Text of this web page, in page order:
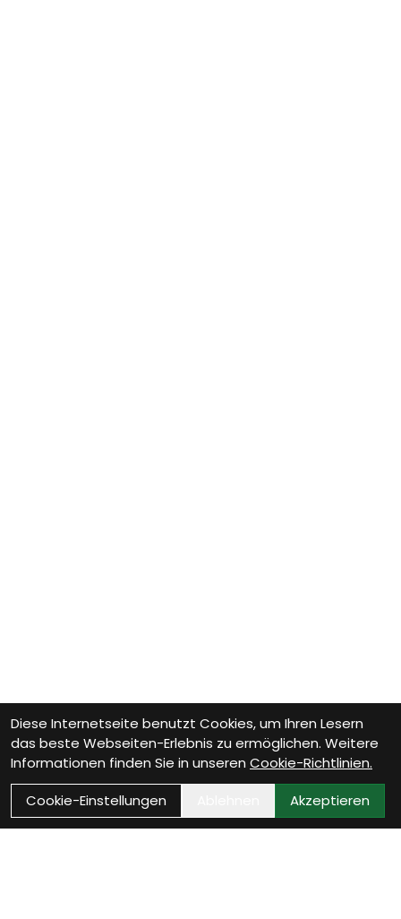
Diese Internetseite benutzt Cookies, um Ihren Lesern
das beste Webseiten-Erlebnis zu ermöglichen. Weitere
Informationen finden Sie in unseren Cookie-Richtlinien.
Cookie-Einstellungen
Akzeptieren